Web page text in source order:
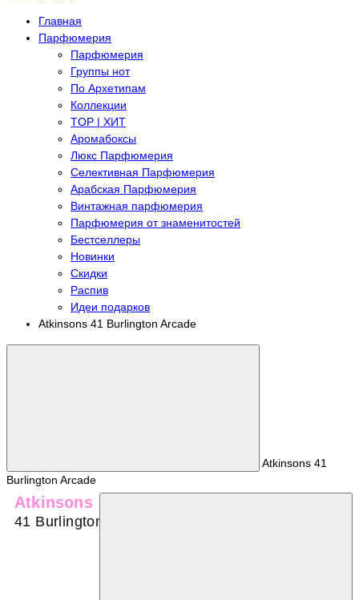
Главная
Парфюмерия
Парфюмерия
Группы нот
По Архетипам
Коллекции
TOP | ХИТ
Аромабоксы
Люкс Парфюмерия
Селективная Парфюмерия
Арабская Парфюмерия
Винтажная парфюмерия
Парфюмерия от знаменитостей
Бестселлеры
Новинки
Скидки
Распив
Идеи подарков
Atkinsons 41 Burlington Arcade
Atkinsons 41
Burlington Arcade
Atkinsons
41 Burlington Arcade